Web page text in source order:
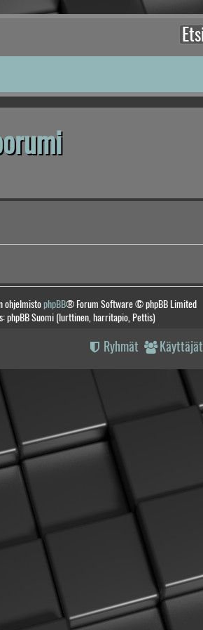
ohjelmistophpBB® Forum Software © phpBB Limited
phpBB Suomi (lurttinen, harritapio, Pettis)
Käyttäjät
Ryhmät